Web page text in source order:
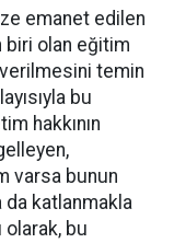
emanet edilen
biri olan eğitim
verilmesini temin
bu
hakkının
varsa bunun
da katlanmakla
olarak, bu